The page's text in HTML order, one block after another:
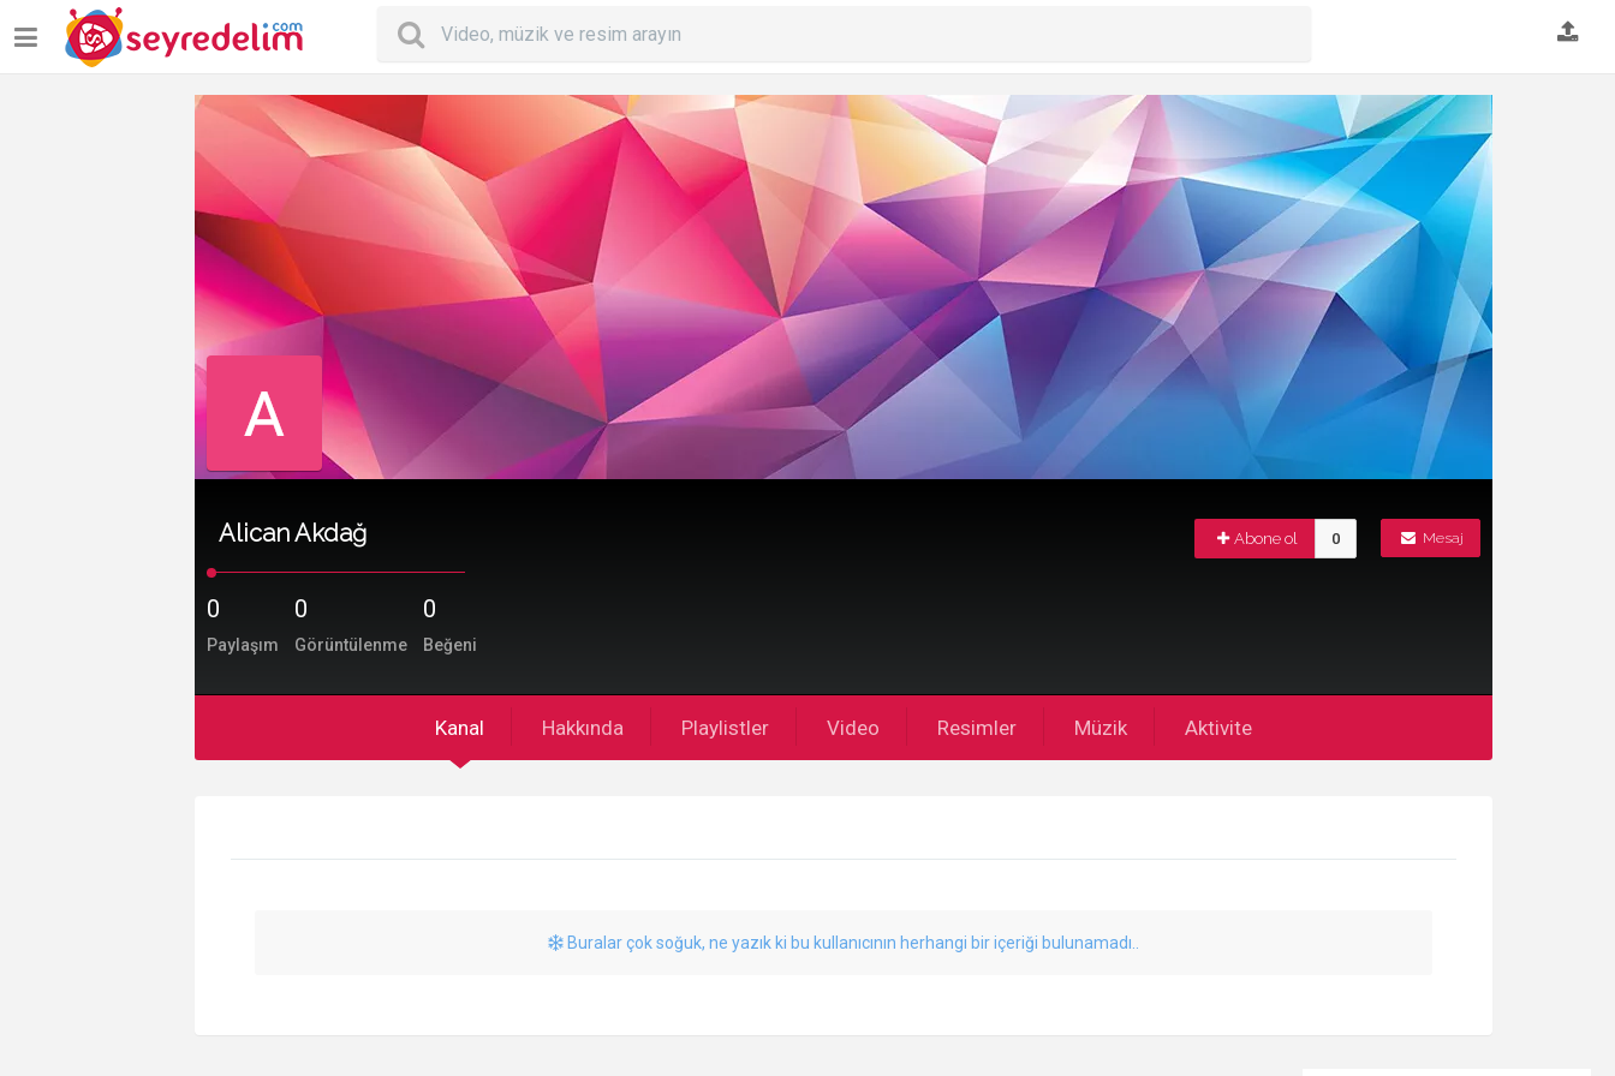
Alican Akdağ Mesaj
Abone ol 0
0
Paylaşım
0
Görüntülenme
0
Beğeni
Kanal Hakkında Playlistler Video Resimler Müzik Aktivite
Buralar çok soğuk, ne yazık ki bu kullanıcının herhangi bir içeriği bulunamadı..